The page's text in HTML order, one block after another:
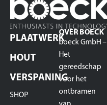
PLAATWERK
HOUT
VERSPANING
SHOP
OVER BOECK
boeck GmbH –
Het
gereedschap
voor het
ontbramen